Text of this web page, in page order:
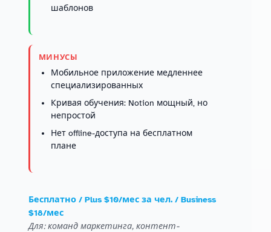
шаблонов
МИНУСЫ
Мобильное приложение медленнее
специализированных
Кривая обучения: Notion мощный, но
непростой
Нет offline-доступа на бесплатном
плане
Бесплатно / Plus $10/мес за чел. / Business
$18/мес
Для: команд маркетинга, контент-